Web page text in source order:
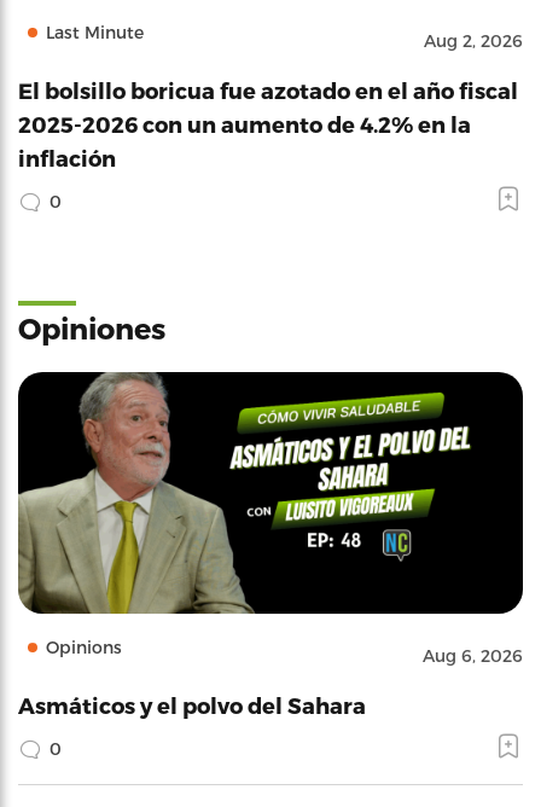
Last Minute Aug 2, 2026
El bolsillo boricua fue azotado en el año fiscal
2025-2026 con un aumento de 4.2% en la
inflación
0
Opiniones
Opinions Aug 6, 2026
Asmáticos y el polvo del Sahara
0